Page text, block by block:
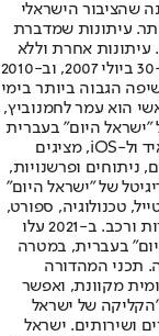
שהציבור הישראלי
עיתונות שמדברת
עיתונות אחרת וללא
תשלום. המהדורה המודפסת הראשונה פורסמה ב-30 ביולי 2007, וב-2010
הגבוה ביותר בימי
הוא עמר לחמנוביץ,
"ישראל היום" בעברית
ובאנגלית, כמו כן היישומונים (אפליקציות) לאנדרואיד ול-iOS, מציגים
ניתוחים ופרשנויות,
של "ישראל היום"
טכנולוגיה, ספורט,
כלכלה וצרכנות, בריאות, חיילים, אוכל, יהדות, תיירות ורכב. ב-2021 עלו
בעברית, במטרה
תכני המהדורה
מקוונת, ואפשר
"הקליקה של ישראל
ושירותים. ישראל